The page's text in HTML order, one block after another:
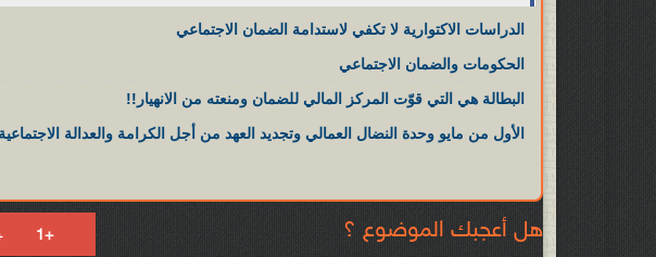
الدراسات الاكتوارية لا تكفي لاستدامة الضمان الاجتماعي
الحكومات والضمان الاجتماعي
البطالة هي التي قوّت المركز المالي للضمان ومنعته من الانهيار!!
الأول من مايو وحدة النضال العمالي وتجديد العهد من أجل الكرامة والعدالة الاجتماعية
هل أعجبك الموضوع ؟